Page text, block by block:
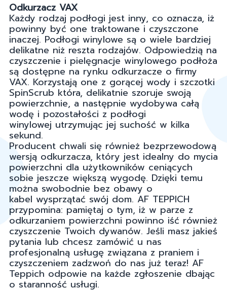
Odkurzacz VAX
Każdy rodzaj podłogi jest inny, co oznacza, iż
powinny być one traktowane i czyszczone
inaczej. Podłogi winylowe są o wiele bardziej
delikatne niż reszta rodzajów. Odpowiedzią na
czyszczenie i pielęgnacje winylowego podłoża
są dostępne na rynku odkurzacze o firmy
VAX. Korzystają one z gorącej wody i szczotki
SpinScrub która, delikatnie szoruje swoją
powierzchnie, a następnie wydobywa całą
wodę i pozostałości z podłogi
winylowej utrzymując jej suchość w kilka
sekund.
Producent chwali się również bezprzewodową
wersją odkurzacza, który jest idealny do mycia
powierzchni dla użytkowników ceniących
sobie jeszcze większą wygodę. Dzięki temu
można swobodnie bez obawy o
kabel wysprzątać swój dom. AF TEPPICH
przypomina: pamiętaj o tym, iż w parze z
odkurzaniem powierzchni powinno iść również
czyszczenie Twoich dywanów. Jeśli masz jakieś
pytania lub chcesz zamówić u nas
profesjonalną usługę związana z praniem i
czyszczeniem zadzwoń do nas już teraz! AF
Teppich odpowie na każde zgłoszenie dbając
o staranność usługi.